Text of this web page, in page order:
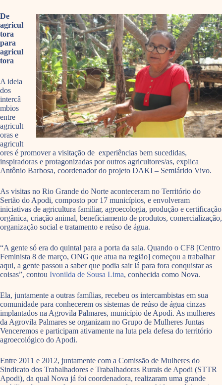
De
agricul
tora
para
agricul
tora
A ideia
dos
intercâ
mbios
entre
agricult
oras e
agricult
ores é promover a visitação de experiências bem sucedidas,
inspiradoras e protagonizadas por outros agricultores/as, explica
Antônio Barbosa, coordenador do projeto DAKI – Semiárido Vivo.
As visitas no Rio Grande do Norte aconteceram no Território do
Sertão do Apodi, composto por 17 municípios, e envolveram
iniciativas de agricultura familiar, agroecologia, produção e certificação
orgânica, criação animal, beneficiamento de produtos, comercialização,
organização social e tratamento e reúso de água.
“A gente só era do quintal para a porta da sala. Quando o CF8 [Centro
Feminista 8 de março, ONG que atua na região] começou a trabalhar
aqui, a gente passou a saber que podia sair lá para fora conquistar as
coisas”, contou Ivonilda de Sousa Lima, conhecida como Nova.
Ela, juntamente a outras famílias, recebeu os intercambistas em sua
comunidade para conhecerem os sistemas de reúso de água cinzas
implantados na Agrovila Palmares, município de Apodi. As mulheres
da Agrovila Palmares se organizam no Grupo de Mulheres Juntas
Venceremos e participam ativamente na luta pela defesa do território
agroecológico do Apodi.
Entre 2011 e 2012, juntamente com a Comissão de Mulheres do
Sindicato dos Trabalhadores e Trabalhadoras Rurais de Apodi (STTR
Apodi), da qual Nova já foi coordenadora, realizaram uma grande